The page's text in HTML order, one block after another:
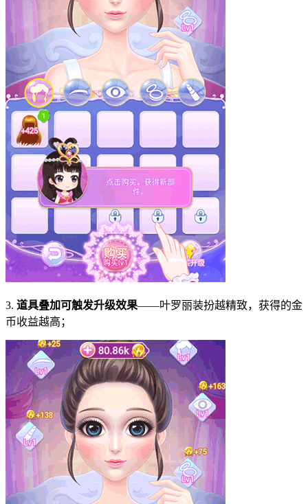
3. 道具叠加可触发升级效果——叶罗丽装扮越精致，获得的金
币收益越高；